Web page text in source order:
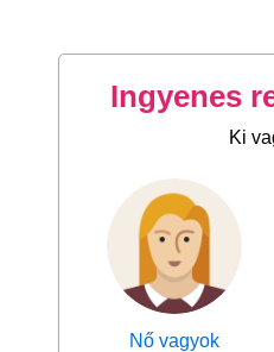
Ingyenes
Ki
Nő vagyok